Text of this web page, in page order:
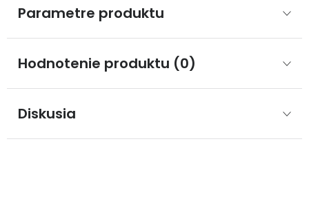
Parametre produktu
Hodnotenie produktu (0)
Diskusia